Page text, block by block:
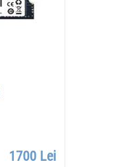
1700 Lei